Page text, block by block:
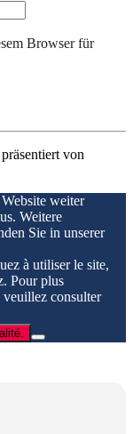
Browser für
von
weiter
Weitere
Sie in unserer
à utiliser le site,
Pour plus
consulter